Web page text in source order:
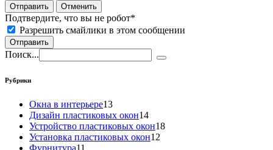
Отправить Отменить
Подтвердите, что вы не робот*
Разрешить смайлики в этом сообщении
Отправить
Поиск...
Рубрики
Окна в интерьере13
Дизайн пластиковых окон14
Устройство пластиковых окон18
Установка пластиковых окон12
Фурнитура11